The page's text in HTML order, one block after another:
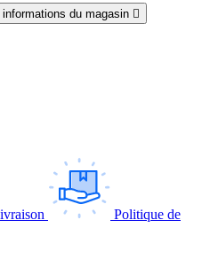
du magasin 
Politique de